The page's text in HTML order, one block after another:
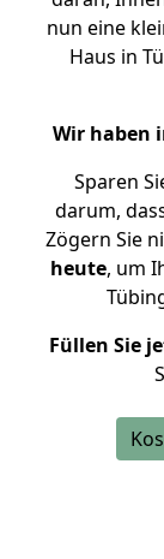
nun eine
Haus in
Wir haben
Sparen
darum,
Zögern Sie
heute, um
Füllen Sie